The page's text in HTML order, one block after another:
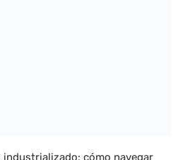
industrializado: cómo navegar